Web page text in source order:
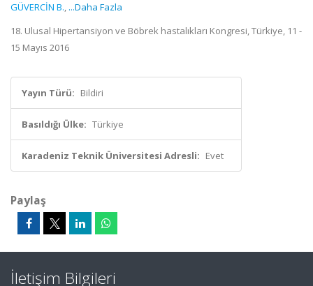
GÜVERCİN B., ...Daha Fazla
18. Ulusal Hipertansiyon ve Böbrek hastalıkları Kongresi, Türkiye, 11 -
15 Mayıs 2016
Yayın Türü: Bildiri
Basıldığı Ülke: Türkiye
Karadeniz Teknik Üniversitesi Adresli: Evet
Paylaş
İletişim Bilgileri